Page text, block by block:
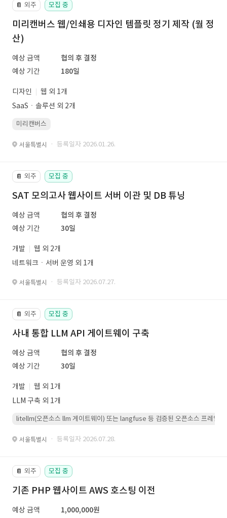
📔 외주 모집 중
미리캔버스 웹/인쇄용 디자인 템플릿 정기 제작 (월 정
산)
예상 금액
협의 후 결정
예상 기간
180일
디자인
웹 외 1개
SaaSㆍ솔루션 외 2개
미리캔버스
서울특별시 · 등록일자 2026.01.26.
📔 외주 모집 중
SAT 모의고사 웹사이트 서버 이관 및 DB 튜닝
예상 금액
협의 후 결정
예상 기간
30일
개발
웹 외 2개
네트워크ㆍ서버 운영 외 1개
서울특별시 · 등록일자 2026.07.27.
📔 외주 모집 중
사내 통합 LLM API 게이트웨이 구축
예상 금액
협의 후 결정
예상 기간
30일
개발
웹 외 1개
LLM 구축 외 1개
litellm(오픈소스 llm 게이트웨이) 또는 langfuse 등 검증된 오픈소스 프레임워
서울특별시 · 등록일자 2026.07.28.
📔 외주 모집 중
기존 PHP 웹사이트 AWS 호스팅 이전
예상 금액
1,000,000원